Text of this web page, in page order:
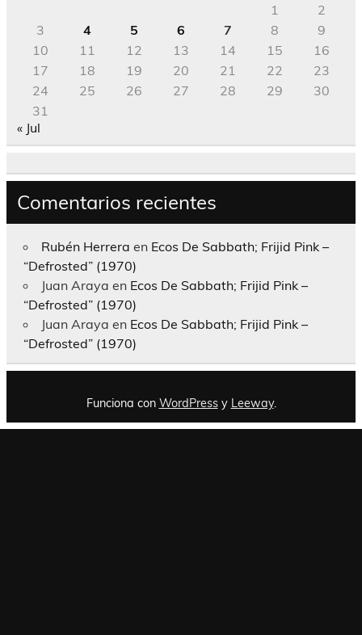
1
2
3
4 5 6 7 8
9
10
11 12 13 14 15
16
17
18 19 20 21 22
23
24
25 26 27 28 29
30
31
« Jul
Comentarios recientes
Rubén Herrera en Ecos De Sabbath; Frijid Pink –
“Defrosted” (1970)
Juan Araya en Ecos De Sabbath; Frijid Pink –
“Defrosted” (1970)
Juan Araya en Ecos De Sabbath; Frijid Pink –
“Defrosted” (1970)
Funciona con WordPressy Leeway.